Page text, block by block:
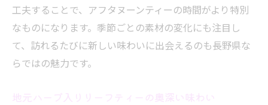
工夫することで、アフタヌーンティーの時間がより特別
なものになります。季節ごとの素材の変化にも注目し
て、訪れるたびに新しい味わいに出会えるのも長野県な
らではの魅力です。